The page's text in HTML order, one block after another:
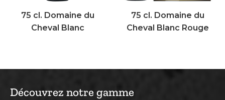
75 cl. Domaine du
Cheval Blanc
75 cl. Domaine du
Cheval Blanc Rouge
Découvrez notre gamme